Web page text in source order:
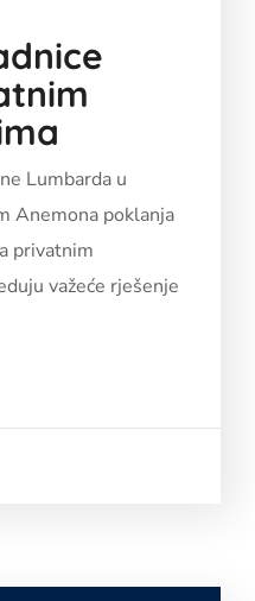
Lumbarda u
Anemona poklanja
privatnim
važeće rješenje